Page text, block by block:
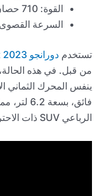
القوة: 710 حصان / 648 رطل-قدم
السرعة القصوى: 180 ميلا في
تستخدم دورانجو SRT Hellcat 2023
فائق،
الرباعي SUV ذات الاحتراق الداخلي في العالم.